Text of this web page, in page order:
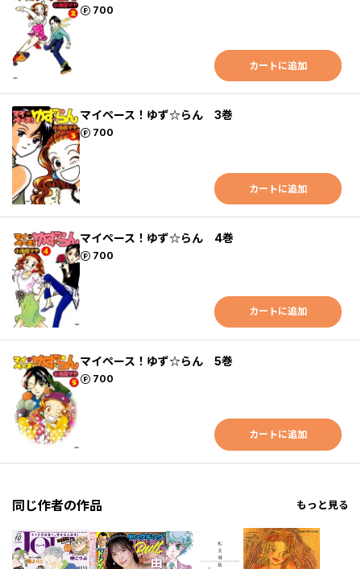
700
ポイント
カートに追加
マイペース！ゆず☆らん 3巻
700
ポイント
カートに追加
マイペース！ゆず☆らん 4巻
700
ポイント
カートに追加
マイペース！ゆず☆らん 5巻
700
ポイント
カートに追加
同じ作者の作品 もっと見る